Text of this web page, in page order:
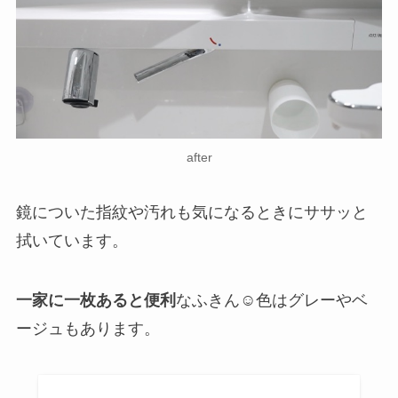
after
鏡についた指紋や汚れも気になるときにササッと
拭いています。
一家に一枚あると便利 なふきん☺️色はグレーやベ
ージュもあります。